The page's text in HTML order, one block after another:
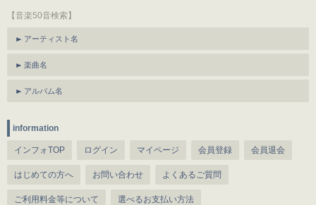
【音楽50音検索】
アーティスト名
楽曲名
アルバム名
information
インフォTOP ログイン マイページ 会員登録 会員退会
はじめての方へ お問い合わせ よくあるご質問
ご利用料金等について 選べるお支払い方法